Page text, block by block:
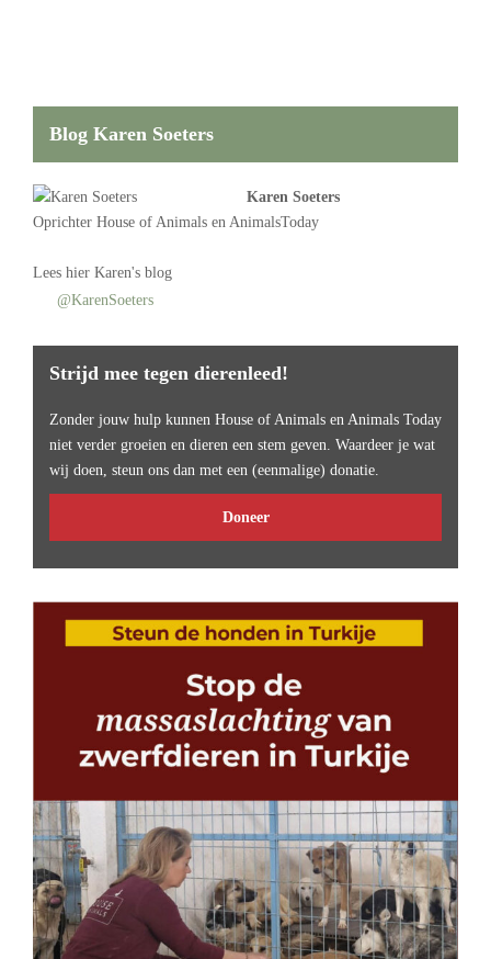
Blog Karen Soeters
Karen Soeters
Oprichter House of Animals en AnimalsToday
Lees hier Karen's blog
@KarenSoeters
Strijd mee tegen dierenleed!
Zonder jouw hulp kunnen House of Animals en Animals Today
niet verder groeien en dieren een stem geven. Waardeer je wat
wij doen, steun ons dan met een (eenmalige) donatie.
Doneer